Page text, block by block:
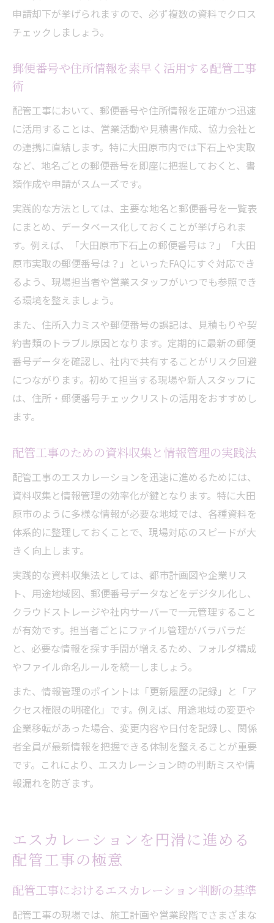
集法
申請却下が挙げられますので、必ず複数の資料でクロス
チェックしましょう。
郵便番号や住所情報を素早く活用する配管工事
術
配管工事において、郵便番号や住所情報を正確かつ迅速
に活用することは、営業活動や見積書作成、協力会社と
の連携に直結します。特に大田原市内では下石上や実取
など、地名ごとの郵便番号を即座に把握しておくと、書
類作成や申請がスムーズです。
実践的な方法としては、主要な地名と郵便番号を一覧表
にまとめ、データベース化しておくことが挙げられま
す。例えば、「大田原市下石上の郵便番号は？」「大田
原市実取の郵便番号は？」といったFAQにすぐ対応でき
るよう、現場担当者や営業スタッフがいつでも参照でき
る環境を整えましょう。
また、住所入力ミスや郵便番号の誤記は、見積もりや契
約書類のトラブル原因となります。定期的に最新の郵便
番号データを確認し、社内で共有することがリスク回避
につながります。初めて担当する現場や新人スタッフに
は、住所・郵便番号チェックリストの活用をおすすめし
ます。
配管工事のための資料収集と情報管理の実践法
配管工事のエスカレーションを迅速に進めるためには、
資料収集と情報管理の効率化が鍵となります。特に大田
原市のように多様な情報が必要な地域では、各種資料を
体系的に整理しておくことで、現場対応のスピードが大
きく向上します。
実践的な資料収集法としては、都市計画図や企業リス
ト、用途地域図、郵便番号データなどをデジタル化し、
クラウドストレージや社内サーバーで一元管理すること
が有効です。担当者ごとにファイル管理がバラバラだ
と、必要な情報を探す手間が増えるため、フォルダ構成
やファイル命名ルールを統一しましょう。
また、情報管理のポイントは「更新履歴の記録」と「ア
クセス権限の明確化」です。例えば、用途地域の変更や
企業移転があった場合、変更内容や日付を記録し、関係
者全員が最新情報を把握できる体制を整えることが重要
です。これにより、エスカレーション時の判断ミスや情
報漏れを防ぎます。
エスカレーションを円滑に進める
配管工事の極意
配管工事におけるエスカレーション判断の基準
配管工事の現場では、施工計画や営業段階でさまざまな